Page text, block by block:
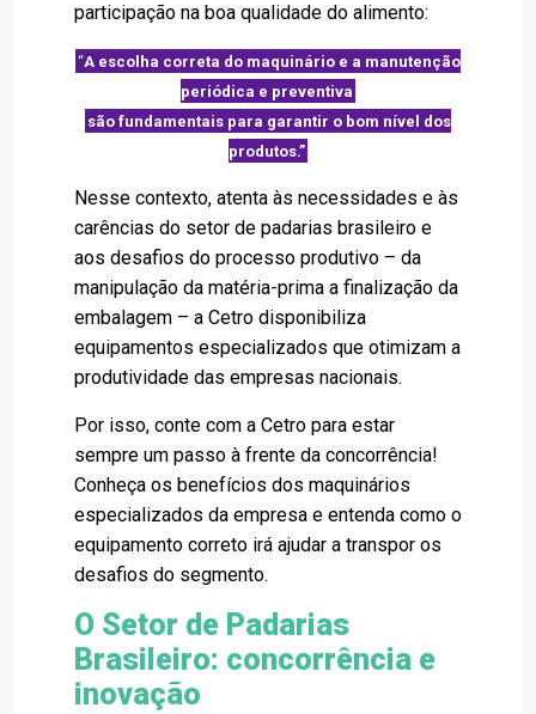
participação na boa qualidade do alimento:
“A escolha correta do maquinário e a manutenção
periódica e preventiva
são fundamentais para garantir o bom nível dos
produtos.”
Nesse contexto, atenta às necessidades e às
carências do setor de padarias brasileiro e
aos desafios do processo produtivo – da
manipulação da matéria-prima a finalização da
embalagem – a Cetro disponibiliza
equipamentos especializados que otimizam a
produtividade das empresas nacionais.
Por isso, conte com a Cetro para estar
sempre um passo à frente da concorrência!
Conheça os benefícios dos maquinários
especializados da empresa e entenda como o
equipamento correto irá ajudar a transpor os
desafios do segmento.
O Setor de Padarias
Brasileiro: concorrência e
inovação